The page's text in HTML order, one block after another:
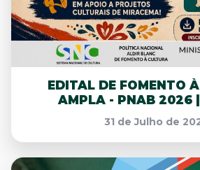
EDITAL DE FOMENTO
AMPLA - PNAB 2026
31 de Julho de